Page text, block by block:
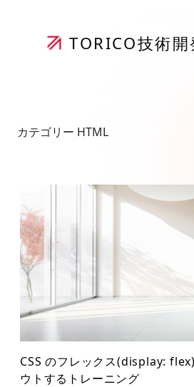
TORICO技術
カテゴリー HTML
CSS のフレックス(display:
ウトするトレーニング